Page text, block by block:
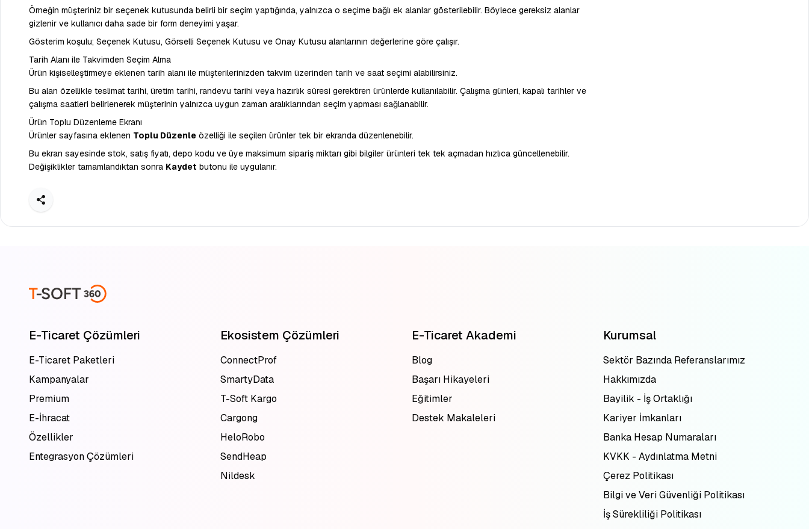
Örneğin müşteriniz bir seçenek kutusunda belirli bir seçim yaptığında, yalnızca o seçime bağlı ek alanlar gösterilebilir. Böylece gereksiz alanlar
gizlenir ve kullanıcı daha sade bir form deneyimi yaşar.
Gösterim koşulu; Seçenek Kutusu, Görselli Seçenek Kutusu ve Onay Kutusu alanlarının değerlerine göre çalışır.
Tarih Alanı ile Takvimden Seçim Alma
Ürün kişiselleştirmeye eklenen tarih alanı ile müşterilerinizden takvim üzerinden tarih ve saat seçimi alabilirsiniz.
Bu alan özellikle teslimat tarihi, üretim tarihi, randevu tarihi veya hazırlık süresi gerektiren ürünlerde kullanılabilir. Çalışma günleri, kapalı tarihler ve
çalışma saatleri belirlenerek müşterinin yalnızca uygun zaman aralıklarından seçim yapması sağlanabilir.
Ürün Toplu Düzenleme Ekranı
Ürünler sayfasına eklenen Toplu Düzenle özelliği ile seçilen ürünler tek bir ekranda düzenlenebilir.
Bu ekran sayesinde stok, satış fiyatı, depo kodu ve üye maksimum sipariş miktarı gibi bilgiler ürünleri tek tek açmadan hızlıca güncellenebilir.
Değişiklikler tamamlandıktan sonra Kaydet butonu ile uygulanır.
Paylaş
E-Ticaret Çözümleri
E-Ticaret Paketleri
Kampanyalar
Premium
E-İhracat
Özellikler
Entegrasyon Çözümleri
Ekosistem Çözümleri
ConnectProf
SmartyData
T-Soft Kargo
Cargong
HeloRobo
SendHeap
Nildesk
E-Ticaret Akademi
Blog
Başarı Hikayeleri
Eğitimler
Destek Makaleleri
Kurumsal
Sektör Bazında Referanslarımız
Hakkımızda
Bayilik - İş Ortaklığı
Kariyer İmkanları
Banka Hesap Numaraları
KVKK - Aydınlatma Metni
Çerez Politikası
Bilgi ve Veri Güvenliği Politikası
İş Sürekliliği Politikası